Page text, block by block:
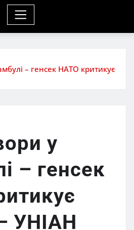
– генсек НАТО критикує
у
– генсек
УНІАН